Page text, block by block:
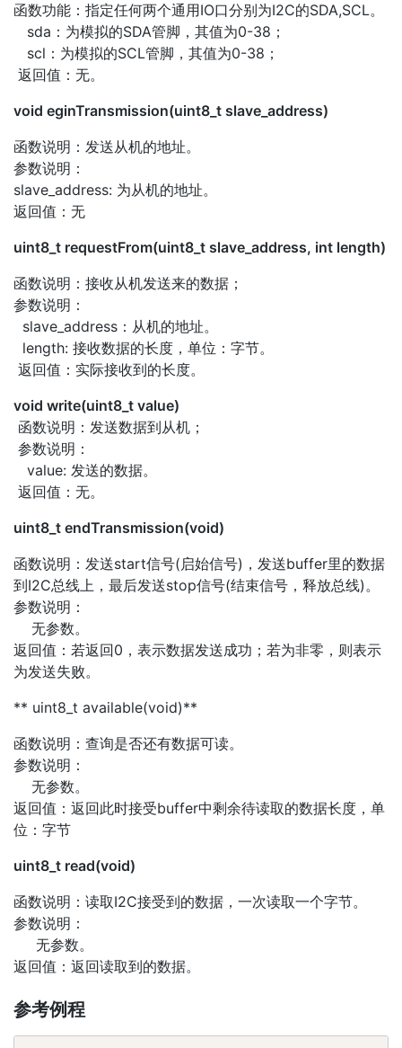
函数功能：指定任何两个通用IO口分别为I2C的SDA,SCL。
sda：为模拟的SDA管脚，其值为0-38；
scl：为模拟的SCL管脚，其值为0-38；
返回值：无。
void eginTransmission(uint8_t slave_address)
函数说明：发送从机的地址。
参数说明：
slave_address: 为从机的地址。
返回值：无
uint8_t requestFrom(uint8_t slave_address, int length)
函数说明：接收从机发送来的数据；
参数说明：
slave_address：从机的地址。
length: 接收数据的长度，单位：字节。
返回值：实际接收到的长度。
void write(uint8_t value)
函数说明：发送数据到从机；
参数说明：
value: 发送的数据。
返回值：无。
uint8_t endTransmission(void)
函数说明：发送start信号(启始信号)，发送buffer里的数据
到I2C总线上，最后发送stop信号(结束信号，释放总线)。
参数说明：
无参数。
返回值：若返回0，表示数据发送成功；若为非零，则表示
为发送失败。
** uint8_t available(void)**
函数说明：查询是否还有数据可读。
参数说明：
无参数。
返回值：返回此时接受buffer中剩余待读取的数据长度，单
位：字节
uint8_t read(void)
函数说明：读取I2C接受到的数据，一次读取一个字节。
参数说明：
无参数。
返回值：返回读取到的数据。
参考例程